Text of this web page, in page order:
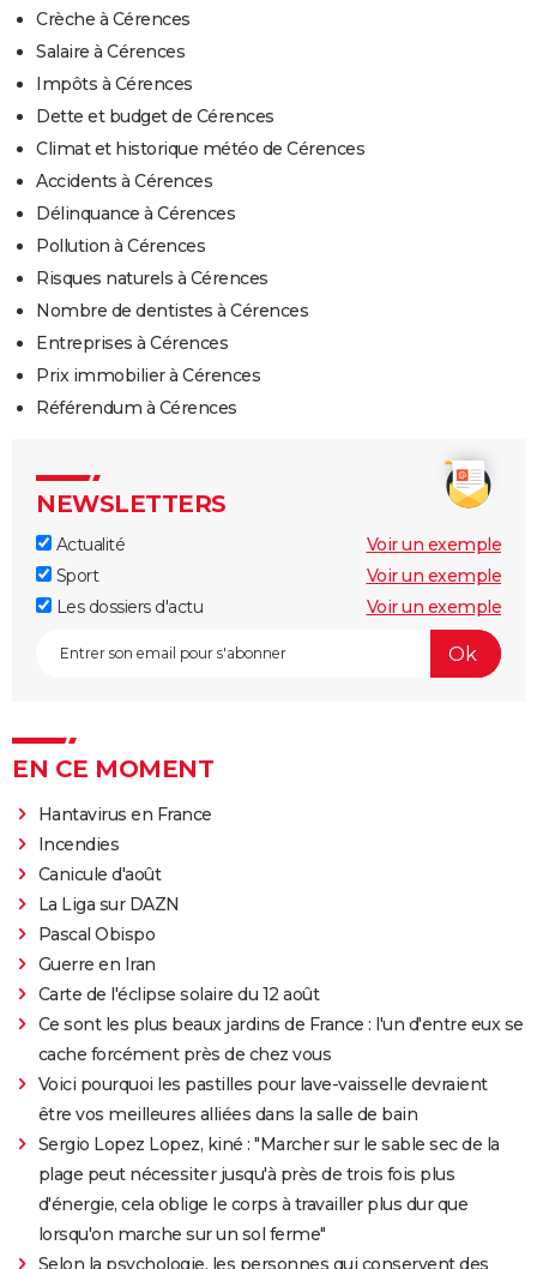
Crèche à Cérences
Salaire à Cérences
Impôts à Cérences
Dette et budget de Cérences
Climat et historique météo de Cérences
Accidents à Cérences
Délinquance à Cérences
Pollution à Cérences
Risques naturels à Cérences
Nombre de dentistes à Cérences
Entreprises à Cérences
Prix immobilier à Cérences
Référendum à Cérences
NEWSLETTERS
Actualité
Voir un exemple
Sport
Voir un exemple
Les dossiers d'actu
Voir un exemple
EN CE MOMENT
Hantavirus en France
Incendies
Canicule d'août
La Liga sur DAZN
Pascal Obispo
Guerre en Iran
Carte de l'éclipse solaire du 12 août
Ce sont les plus beaux jardins de France : l'un d'entre eux se
cache forcément près de chez vous
Voici pourquoi les pastilles pour lave-vaisselle devraient
être vos meilleures alliées dans la salle de bain
Sergio Lopez Lopez, kiné : "Marcher sur le sable sec de la
plage peut nécessiter jusqu'à près de trois fois plus
d'énergie, cela oblige le corps à travailler plus dur que
lorsqu'on marche sur un sol ferme"
Selon la psychologie, les personnes qui conservent des